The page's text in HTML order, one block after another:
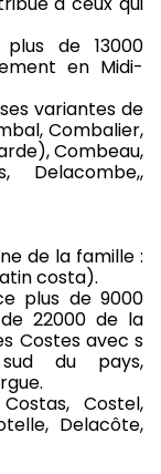
de 13000
en Midi-
variantes de
Combalier,
Combeau,
Delacombe,,
de la famille :
costa).
plus de 9000
22000 de la
Costes avec s
du pays,
Costel,
Delacôte,